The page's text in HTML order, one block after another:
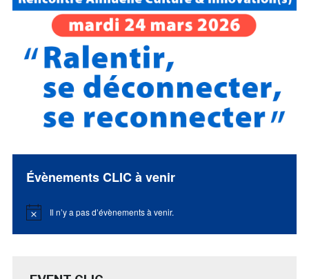
Évènements CLIC à venir
Notice Il n’y a pas d’évènements à venir.